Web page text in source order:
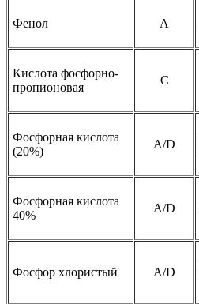
Фенол A
Кислота фосфорно-
пропионовая
C
Фосфорная кислота
(20%)
A/D
Фосфорная кислота
40%
A/D
Фосфор хлористый A/D